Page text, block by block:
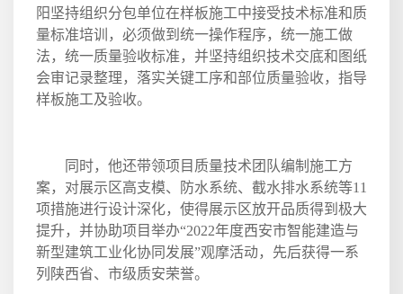
阳坚持组织分包单位在样板施工中接受技术标准和质
量标准培训，必须做到统一操作程序，统一施工做
法，统一质量验收标准，并坚持组织技术交底和图纸
会审记录整理，落实关键工序和部位质量验收，指导
样板施工及验收。
同时，他还带领项目质量技术团队编制施工方
案，对展示区高支模、防水系统、截水排水系统等11
项措施进行设计深化，使得展示区放开品质得到极大
提升，并协助项目举办“2022年度西安市智能建造与
新型建筑工业化协同发展”观摩活动，先后获得一系
列陕西省、市级质安荣誉。